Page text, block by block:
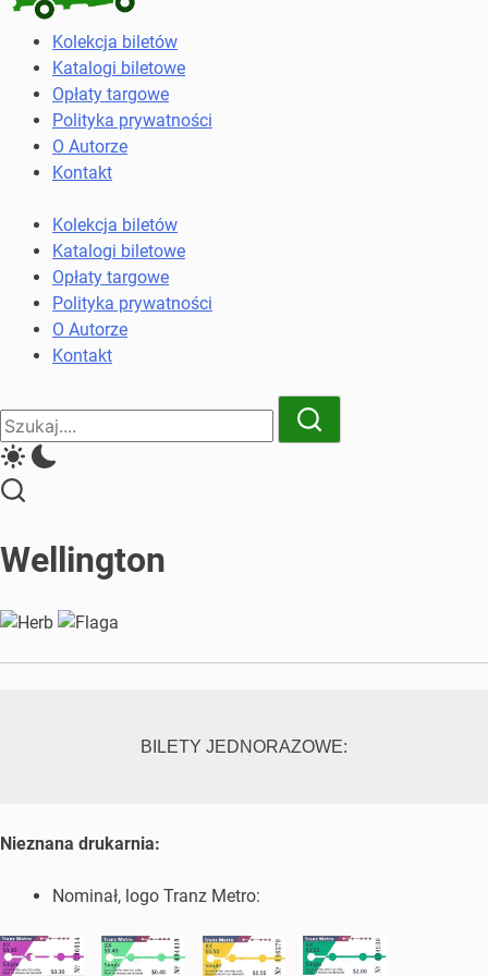
Kolekcja
biletów
komunikacji
miejskiej
kolejowych
Kolekcja biletów
Katalogi biletowe
Opłaty targowe
Polityka prywatności
O Autorze
Kontakt
Kolekcja biletów
Katalogi biletowe
Opłaty targowe
Polityka prywatności
O Autorze
Kontakt
Close
Search
Search
Wellington
BILETY JEDNORAZOWE:
Nieznana drukarnia:
Nominał, logo Tranz Metro: